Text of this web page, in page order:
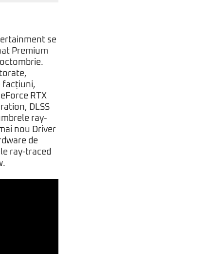
se
Premium
facțiuni,
RTX
DLSS
ray-
nou Driver
de
ray-traced